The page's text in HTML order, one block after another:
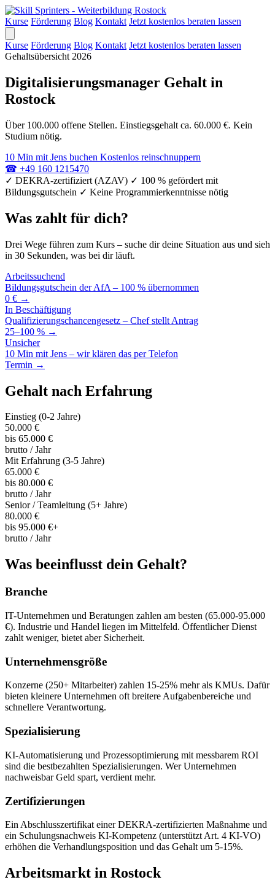
Kurse Förderung Blog Kontakt Jetzt kostenlos beraten lassen
Kurse Förderung Blog Kontakt Jetzt kostenlos beraten lassen
Gehaltsübersicht 2026
Digitalisierungsmanager Gehalt in
Rostock
Über 100.000 offene Stellen. Einstiegsgehalt ca. 60.000 €. Kein
Studium nötig.
10 Min mit Jens buchen Kostenlos reinschnuppern
☎ +49 160 1215470
✓ DEKRA-zertifiziert (AZAV) ✓ 100 % gefördert mit
Bildungsgutschein ✓ Keine Programmierkenntnisse nötig
Was zahlt für dich?
Drei Wege führen zum Kurs – suche dir deine Situation aus und sieh
in 30 Sekunden, was bei dir läuft.
Arbeitssuchend
Bildungsgutschein der AfA – 100 % übernommen
0 € →
In Beschäftigung
Qualifizierungschancengesetz – Chef stellt Antrag
25–100 % →
Unsicher
10 Min mit Jens – wir klären das per Telefon
Termin →
Gehalt nach Erfahrung
Einstieg (0-2 Jahre)
50.000 €
bis 65.000 €
brutto / Jahr
Mit Erfahrung (3-5 Jahre)
65.000 €
bis 80.000 €
brutto / Jahr
Senior / Teamleitung (5+ Jahre)
80.000 €
bis 95.000 €+
brutto / Jahr
Was beeinflusst dein Gehalt?
Branche
IT-Unternehmen und Beratungen zahlen am besten (65.000-95.000
€). Industrie und Handel liegen im Mittelfeld. Öffentlicher Dienst
zahlt weniger, bietet aber Sicherheit.
Unternehmensgröße
Konzerne (250+ Mitarbeiter) zahlen 15-25% mehr als KMUs. Dafür
bieten kleinere Unternehmen oft breitere Aufgabenbereiche und
schnellere Verantwortung.
Spezialisierung
KI-Automatisierung und Prozessoptimierung mit messbarem ROI
sind die bestbezahlten Spezialisierungen. Wer Unternehmen
nachweisbar Geld spart, verdient mehr.
Zertifizierungen
Ein Abschlusszertifikat einer DEKRA-zertifizierten Maßnahme und
ein Schulungsnachweis KI-Kompetenz (unterstützt Art. 4 KI-VO)
erhöhen die Verhandlungsposition und das Gehalt um 5-15%.
Arbeitsmarkt in Rostock